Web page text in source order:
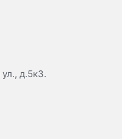
д.5к3.